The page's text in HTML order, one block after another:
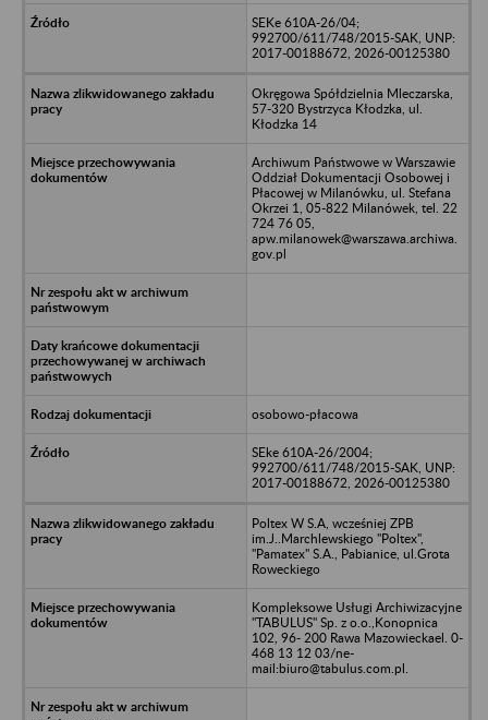
SEKe 610A-26/04;
992700/611/748/2015-SAK, UNP:
2017-00188672, 2026-00125380
Okręgowa Spółdzielnia Mleczarska,
57-320 Bystrzyca Kłodzka, ul.
Kłodzka 14
Archiwum Państwowe w Warszawie
Oddział Dokumentacji Osobowej i
Płacowej w Milanówku, ul. Stefana
Okrzei 1, 05-822 Milanówek, tel. 22
724 76 05,
apw.milanowek@warszawa.archiwa.
gov.pl
osobowo-płacowa
SEke 610A-26/2004;
992700/611/748/2015-SAK, UNP:
2017-00188672, 2026-00125380
Poltex W S.A, wcześniej ZPB
im.J..Marchlewskiego "Poltex",
"Pamatex" S.A., Pabianice, ul.Grota
Roweckiego
Kompleksowe Usługi Archiwizacyjne
"TABULUS" Sp. z o.o.,Konopnica
102, 96- 200 Rawa Mazowieckael. 0-
468 13 12 03/ne-
mail:biuro@tabulus.com.pl.